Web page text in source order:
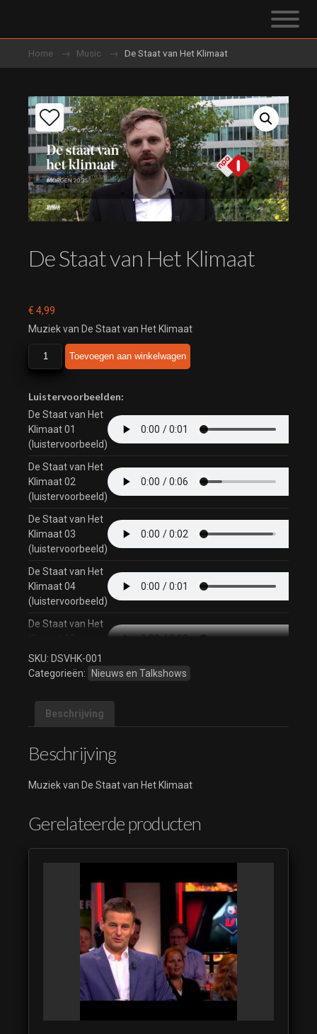
Home Music De Staat van Het Klimaat
De Staat van Het Klimaat
€ 4,99
Muziek van De Staat van Het Klimaat
Staat
Het
Klimaat
aantal
Toevoegen aan winkelwagen
Luistervoorbeelden:
De Staat van Het
Klimaat 01
(luistervoorbeeld)
De Staat van Het
Klimaat 02
(luistervoorbeeld)
De Staat van Het
Klimaat 03
(luistervoorbeeld)
De Staat van Het
Klimaat 04
(luistervoorbeeld)
De Staat van Het
(luistervoorbeeld)
SKU: DSVHK-001
Categorieën: Nieuws en Talkshows
Beschrijving
Beschrijving
Muziek van De Staat van Het Klimaat
Gerelateerde producten